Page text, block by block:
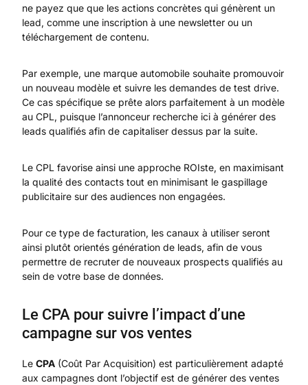
ne payez que que les actions concrètes qui génèrent un
lead, comme une inscription à une newsletter ou un
téléchargement de contenu.
Par exemple, une marque automobile souhaite promouvoir
un nouveau modèle et suivre les demandes de test drive.
Ce cas spécifique se prête alors parfaitement à un modèle
au CPL, puisque l’annonceur recherche ici à générer des
leads qualifiés afin de capitaliser dessus par la suite.
Le CPL favorise ainsi une approche ROIste, en maximisant
la qualité des contacts tout en minimisant le gaspillage
publicitaire sur des audiences non engagées.
Pour ce type de facturation, les canaux à utiliser seront
ainsi plutôt orientés génération de leads, afin de vous
permettre de recruter de nouveaux prospects qualifiés au
sein de votre base de données.
Le CPA pour suivre l’impact d’une
campagne sur vos ventes
Le CPA (Coût Par Acquisition) est particulièrement adapté
aux campagnes dont l’objectif est de générer des ventes